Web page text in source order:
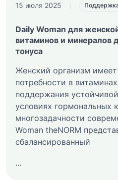
15 июля 2025
Daily Woman для
витаминов и минералов
тонуса
Женский организм
потребности в
поддержания
условиях гормональных
многозадачности
Woman theNORM
сбалансированный
...